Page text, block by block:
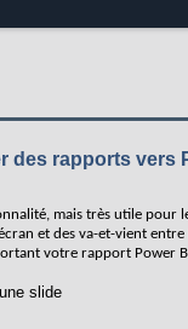
des rapports vers
mais très utile
et des va-et-vient
votre rapport Power
slide